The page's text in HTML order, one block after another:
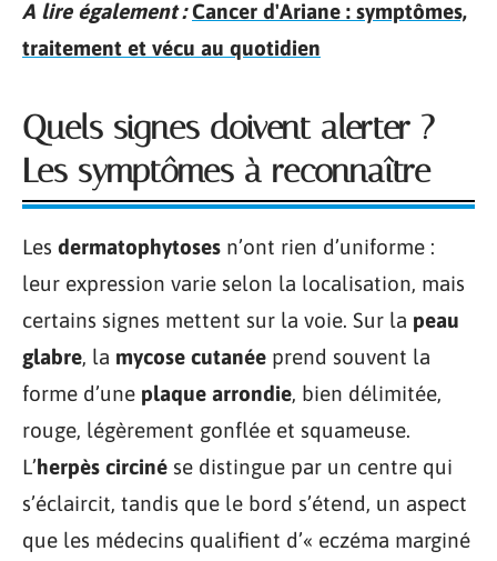
A lire également : Cancer d'Ariane : symptômes,
traitement et vécu au quotidien
Quels signes doivent alerter ?
Les symptômes à reconnaître
Les dermatophytoses n’ont rien d’uniforme :
leur expression varie selon la localisation, mais
certains signes mettent sur la voie. Sur la peau
glabre, la mycose cutanée prend souvent la
forme d’une plaque arrondie, bien délimitée,
rouge, légèrement gonflée et squameuse.
L’herpès circiné se distingue par un centre qui
s’éclaircit, tandis que le bord s’étend, un aspect
que les médecins qualifient d’« eczéma marginé